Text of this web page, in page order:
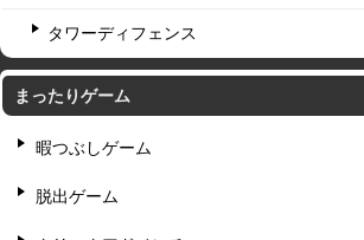
タワーディフェンス
まったりゲーム
暇つぶしゲーム
脱出ゲーム